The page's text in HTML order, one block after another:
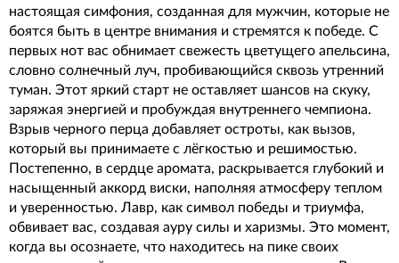
настоящая симфония, созданная для мужчин, которые не
боятся быть в центре внимания и стремятся к победе. С
первых нот вас обнимает свежесть цветущего апельсина,
словно солнечный луч, пробивающийся сквозь утренний
туман. Этот яркий старт не оставляет шансов на скуку,
заряжая энергией и пробуждая внутреннего чемпиона.
Взрыв черного перца добавляет остроты, как вызов,
который вы принимаете с лёгкостью и решимостью.
Постепенно, в сердце аромата, раскрывается глубокий и
насыщенный аккорд виски, наполняя атмосферу теплом
и уверенностью. Лавр, как символ победы и триумфа,
обвивает вас, создавая ауру силы и харизмы. Это момент,
когда вы осознаете, что находитесь на пике своих